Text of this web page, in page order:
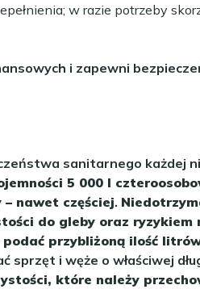
w razie potrzeby
i zapewni
sanitarnego każdej
5 000 l
nawet częściej.
do gleby oraz ryzykiem
przybliżoną ilość
i węże o właściwej
które należy